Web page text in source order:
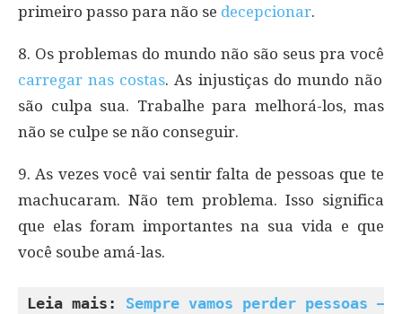
primeiro passo para não se decepcionar.
8. Os problemas do mundo não são seus pra você
carregar nas costas. As injustiças do mundo não
são culpa sua. Trabalhe para melhorá-los, mas
não se culpe se não conseguir.
9. As vezes você vai sentir falta de pessoas que te
machucaram. Não tem problema. Isso significa
que elas foram importantes na sua vida e que
você soube amá-las.
Leia mais: Sempre vamos perder pessoas